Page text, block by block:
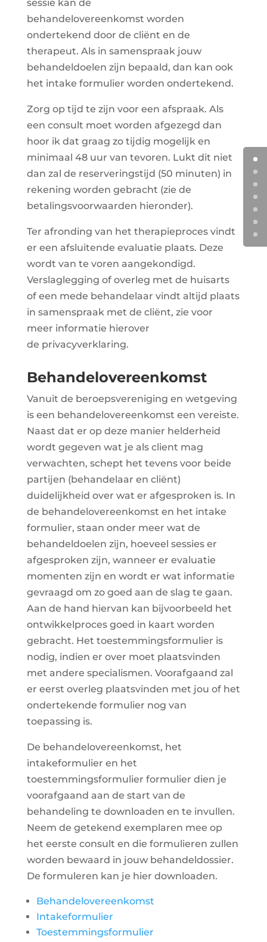
sessie kan de
behandelovereenkomst worden
ondertekend door de cliënt en de
therapeut. Als in samenspraak jouw
behandeldoelen zijn bepaald, dan kan ook
het intake formulier worden ondertekend.
Zorg op tijd te zijn voor een afspraak. Als
een consult moet worden afgezegd dan
hoor ik dat graag zo tijdig mogelijk en
minimaal 48 uur van tevoren. Lukt dit niet
dan zal de reserveringstijd (50 minuten) in
rekening worden gebracht (zie de
betalingsvoorwaarden hieronder).
Ter afronding van het therapieproces vindt
er een afsluitende evaluatie plaats. Deze
wordt van te voren aangekondigd.
Verslaglegging of overleg met de huisarts
of een mede behandelaar vindt altijd plaats
in samenspraak met de cliënt, zie voor
meer informatie hierover
de privacyverklaring.
Behandelovereenkomst
Vanuit de beroepsvereniging en wetgeving
is een behandelovereenkomst een vereiste.
Naast dat er op deze manier helderheid
wordt gegeven wat je als client mag
verwachten, schept het tevens voor beide
partijen (behandelaar en cliënt)
duidelijkheid over wat er afgesproken is. In
de behandelovereenkomst en het intake
formulier, staan onder meer wat de
behandeldoelen zijn, hoeveel sessies er
afgesproken zijn, wanneer er evaluatie
momenten zijn en wordt er wat informatie
gevraagd om zo goed aan de slag te gaan.
Aan de hand hiervan kan bijvoorbeeld het
ontwikkelproces goed in kaart worden
gebracht. Het toestemmingsformulier is
nodig, indien er over moet plaatsvinden
met andere specialismen. Voorafgaand zal
er eerst overleg plaatsvinden met jou of het
ondertekende formulier nog van
toepassing is.
De behandelovereenkomst, het
intakeformulier en het
toestemmingsformulier formulier dien je
voorafgaand aan de start van de
behandeling te downloaden en te invullen.
Neem de getekend exemplaren mee op
het eerste consult en die formulieren zullen
worden bewaard in jouw behandeldossier.
De formuleren kan je hier downloaden.
Behandelovereenkomst
Intakeformulier
Toestemmingsformulier